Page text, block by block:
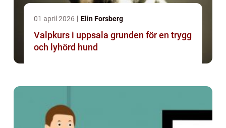
01 april 2026 Elin Forsberg
Valpkurs i uppsala grunden för en trygg
och lyhörd hund